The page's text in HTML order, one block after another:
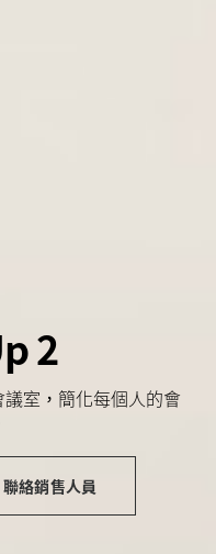
2
室，簡化每個人的會
聯絡銷售人員